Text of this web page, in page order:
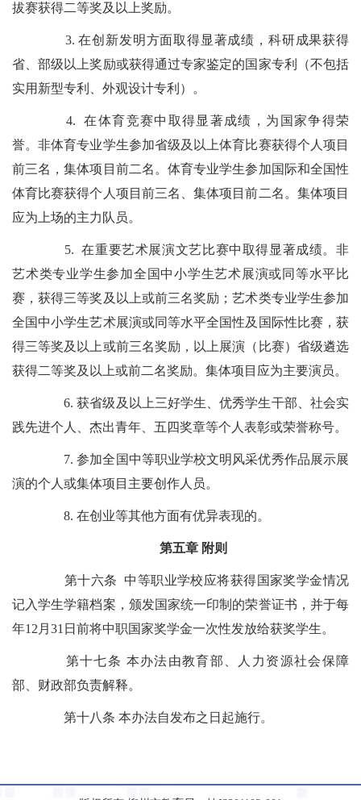
拔赛获得二等奖及以上奖励。
3. 在创新发明方面取得显著成绩，科研成果获得
省、部级以上奖励或获得通过专家鉴定的国家专利（不包括
实用新型专利、外观设计专利）。
4. 在体育竞赛中取得显著成绩，为国家争得荣
誉。非体育专业学生参加省级及以上体育比赛获得个人项目
前三名，集体项目前二名。体育专业学生参加国际和全国性
体育比赛获得个人项目前三名、集体项目前二名。集体项目
应为上场的主力队员。
5. 在重要艺术展演文艺比赛中取得显著成绩。非
艺术类专业学生参加全国中小学生艺术展演或同等水平比
赛，获得三等奖及以上或前三名奖励；艺术类专业学生参加
全国中小学生艺术展演或同等水平全国性及国际性比赛，获
得三等奖及以上或前三名奖励，以上展演（比赛）省级遴选
获得二等奖及以上或前二名奖励。集体项目应为主要演员。
6. 获省级及以上三好学生、优秀学生干部、社会实
践先进个人、杰出青年、五四奖章等个人表彰或荣誉称号。
7. 参加全国中等职业学校文明风采优秀作品展示展
演的个人或集体项目主要创作人员。
8. 在创业等其他方面有优异表现的。
第五章 附则
第十六条 中等职业学校应将获得国家奖学金情况
记入学生学籍档案，颁发国家统一印制的荣誉证书，并于每
年12月31日前将中职国家奖学金一次性发放给获奖学生。
第十七条 本办法由教育部、人力资源社会保障
部、财政部负责解释。
第十八条 本办法自发布之日起施行。